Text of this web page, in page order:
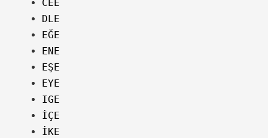
CEE
DLE
EĞE
ENE
EŞE
EYE
IGE
İÇE
İKE